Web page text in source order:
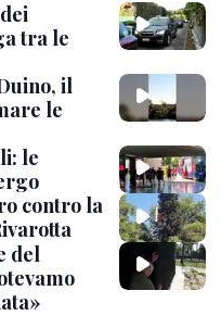
tra le
il
le
le
contro la
del